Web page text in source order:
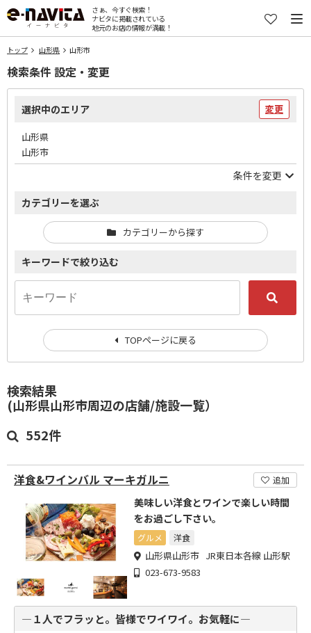
さぁ、今すぐ検索！
ナビタに掲載されている
地元のお店の情報が満載！
トップ 山形県 山形市
検索結果
(山形県山形市周辺の店舗/施設一覧）
552件
洋食&ワインバル マーキガルニ 追加
美味しい洋食とワインで楽しい時間
をお過ごし下さい。
グルメ 洋食
山形県山形市 JR東日本各線 山形駅
023-673-9583
―１人でフラッと。皆様でワイワイ。お気軽に―
検索条件 設定・変更
選択中のエリア 変更
山形県
山形市
条件を変更
カテゴリーを選ぶ
カテゴリーから探す
キーワードで絞り込む
TOPページに戻る